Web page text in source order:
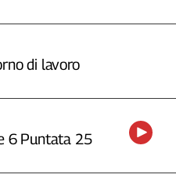
di lavoro
6 Puntata 25